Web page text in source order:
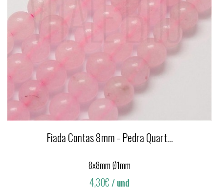
Fiada Contas 8mm - Pedra Quart...
8x8mm Ø1mm
4,30€/ und